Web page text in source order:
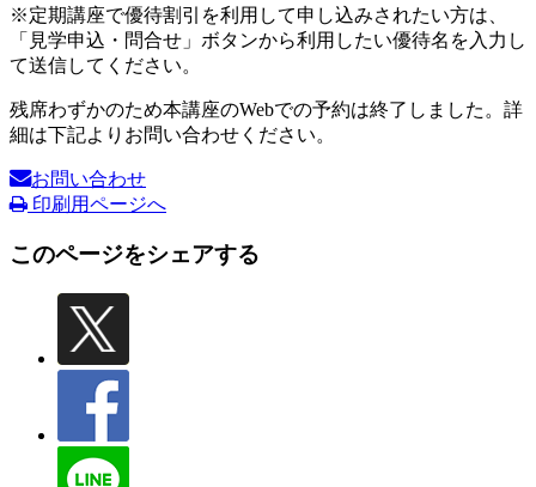
※定期講座で優待割引を利用して申し込みされたい方は、
「見学申込・問合せ」ボタンから利用したい優待名を入力し
て送信してください。
残席わずかのため本講座のWebでの予約は終了しました。詳
細は下記よりお問い合わせください。
お問い合わせ
印刷用ページへ
このページをシェアする